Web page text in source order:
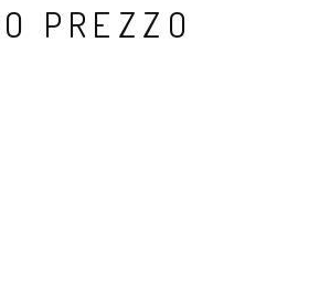
PREZZO